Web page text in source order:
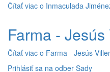
Čítať viac o Inmaculada
Farma -
Čítať viac o Farma - Jesús
Prihlásiť sa na odber Sady